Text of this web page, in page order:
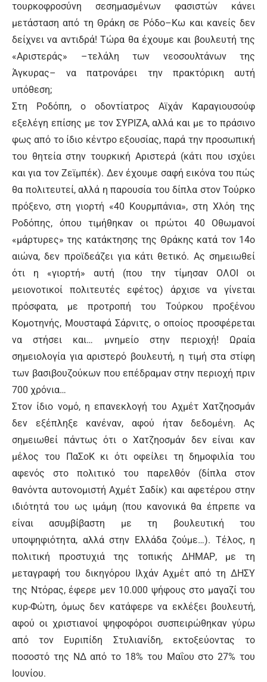
τουρκοφροσύνη σεσημασμένων φασιστών κάνει
μετάσταση από τη Θράκη σε Ρόδο–Κω και κανείς δεν
δείχνει να αντιδρά! Τώρα θα έχουμε και βουλευτή της
«Αριστεράς» –τελάλη των νεοσουλτάνων της
Άγκυρας– να πατρονάρει την πρακτόρικη αυτή
υπόθεση;
Στη Ροδόπη, ο οδοντίατρος Αϊχάν Καραγιουσούφ
εξελέγη επίσης με τον ΣΥΡΙΖΑ, αλλά και με το πράσινο
φως από το ίδιο κέντρο εξουσίας, παρά την προσωπική
του θητεία στην τουρκική Αριστερά (κάτι που ισχύει
και για τον Ζεϊμπέκ). Δεν έχουμε σαφή εικόνα του πώς
θα πολιτευτεί, αλλά η παρουσία του δίπλα στον Τούρκο
πρόξενο, στη γιορτή «40 Κουρμπάνια», στη Χλόη της
Ροδόπης, όπου τιμήθηκαν οι πρώτοι 40 Οθωμανοί
«μάρτυρες» της κατάκτησης της Θράκης κατά τον 14ο
αιώνα, δεν προϊδεάζει για κάτι θετικό. Ας σημειωθεί
ότι η «γιορτή» αυτή (που την τίμησαν ΟΛΟΙ οι
μειονοτικοί πολιτευτές εφέτος) άρχισε να γίνεται
πρόσφατα, με προτροπή του Τούρκου προξένου
Κομοτηνής, Μουσταφά Σάρνιτς, ο οποίος προσφέρεται
να στήσει και… μνημείο στην περιοχή! Ωραία
σημειολογία για αριστερό βουλευτή, η τιμή στα στίφη
των βασιβουζούκων που επέδραμαν στην περιοχή πριν
700 χρόνια…
Στον ίδιο νομό, η επανεκλογή του Αχμέτ Χατζηοσμάν
δεν εξέπληξε κανέναν, αφού ήταν δεδομένη. Ας
σημειωθεί πάντως ότι ο Χατζηοσμάν δεν είναι καν
μέλος του ΠαΣοΚ κι ότι οφείλει τη δημοφιλία του
αφενός στο πολιτικό του παρελθόν (δίπλα στον
θανόντα αυτονομιστή Αχμέτ Σαδίκ) και αφετέρου στην
ιδιότητά του ως ιμάμη (που κανονικά θα έπρεπε να
είναι ασυμβίβαστη με τη βουλευτική του
υποψηφιότητα, αλλά στην Ελλάδα ζούμε…). Τέλος, η
πολιτική προστυχιά της τοπικής ΔΗΜΑΡ, με τη
μεταγραφή του δικηγόρου Ιλχάν Αχμέτ από τη ΔΗΣΥ
της Ντόρας, έφερε μεν 10.000 ψήφους στο μαγαζί του
κυρ-Φώτη, όμως δεν κατάφερε να εκλέξει βουλευτή,
αφού οι χριστιανοί ψηφοφόροι συσπειρώθηκαν γύρω
από τον Ευριπίδη Στυλιανίδη, εκτοξεύοντας το
ποσοστό της ΝΔ από το 18% του Μαΐου στο 27% του
Ιουνίου.